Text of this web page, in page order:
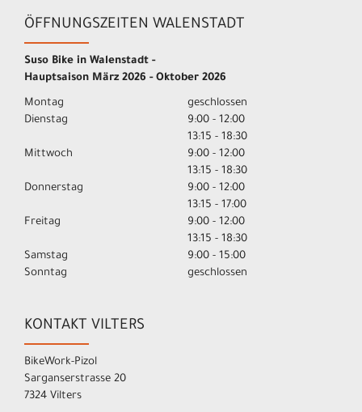
ÖFFNUNGSZEITEN WALENSTADT
Suso Bike in Walenstadt -
Hauptsaison März 2026 - Oktober 2026
Montag
geschlossen
Dienstag
9:00 - 12:00
13:15 - 18:30
Mittwoch
9:00 - 12:00
13:15 - 18:30
Donnerstag
9:00 - 12:00
13:15 - 17:00
Freitag
9:00 - 12:00
13:15 - 18:30
Samstag
9:00 - 15:00
Sonntag
geschlossen
KONTAKT VILTERS
BikeWork-Pizol
Sarganserstrasse 20
7324 Vilters